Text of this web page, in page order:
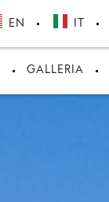
EN IT
GALLERIA